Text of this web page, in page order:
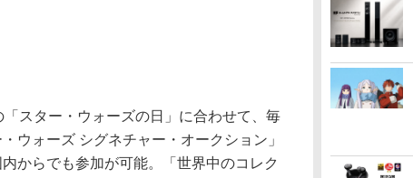
スター・ウォーズの日」に合わせて、毎
ウォーズ シグネチャー・オークション」
からでも参加が可能。「世界中のコレク